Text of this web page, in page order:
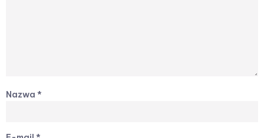
Nazwa *